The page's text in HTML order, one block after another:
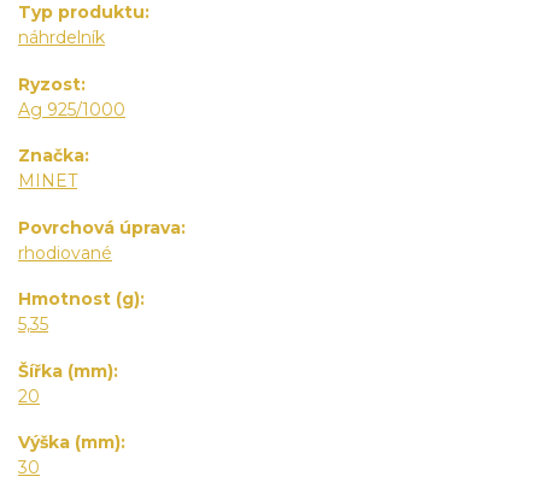
Typ produktu
náhrdelník
Ryzost
Ag 925/1000
Značka
MINET
Povrchová úprava
rhodiované
Hmotnost (g)
5,35
Šířka (mm)
20
Výška (mm)
30